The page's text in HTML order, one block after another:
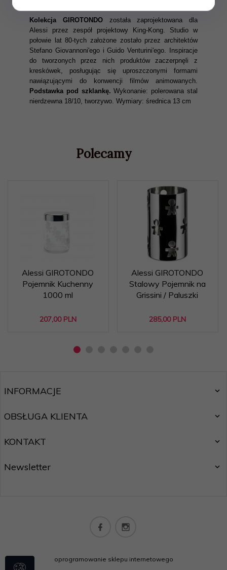
Kolekcja GIROTONDOzostała zaprojektowana dla
Alessi przez zespół projektowy King-Kong. Studio w
połowie lat 80-tych założone zostało przez architektów
Stefano Giovannoni'ego i Guido Venturini'ego. Inspiracje
do tworzonych przez nich produktów zaczerpnęli z
kreskówek, posługując się uproszczonymi formami
nawiązującymi do konwencji filmów animowanych.
Podstawka pod szklankę.Wykonanie: polerowana stal
nierdzewna 18/10, tworzywo. Wymiary: średnica 13 cm
Polecamy
Alessi GIROTONDO
Pojemnik Kuchenny
1000 ml
207,00 PLN
Alessi GIROTONDO
Stalowy Pojemnik na
Grissini / Paluszki
285,00 PLN
INFORMACJE
OBSŁUGA KLIENTA
KONTAKT
Newsletter
oprogramowanie sklepu internetowego